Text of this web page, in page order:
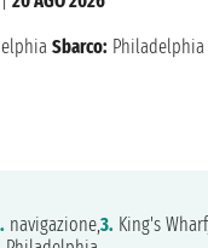
Sbarco: Philadelphia
navigazione,3. King's